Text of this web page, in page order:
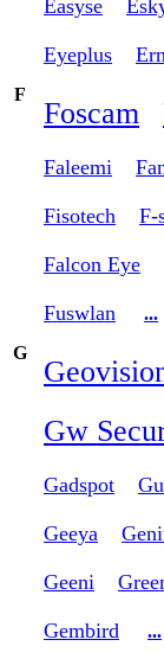
Easyse
Eyeplus
F
Foscam
Faleemi
Fisotech F-
Falcon Eye
Fuswlan
...
G
Gw
Gadspot
Geeya
Geeni
Gembird
...